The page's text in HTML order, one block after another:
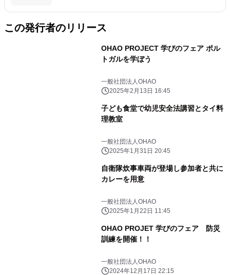
この発行者のリリース
OHAO PROJECT 学びのフェア ポル
トガルを学ぼう
一般社団法人OHAO
2025年2月13日 16:45
子ども食堂で幼児安全法講習とタイ料
理教室
一般社団法人OHAO
2025年1月31日 20:45
自衛隊炊事車両が登場し参加者と共に
カレーを用意
一般社団法人OHAO
2025年1月22日 11:45
OHAO PROJET 学びのフェア 防災
訓練を開催！！
一般社団法人OHAO
2024年12月17日 22:15